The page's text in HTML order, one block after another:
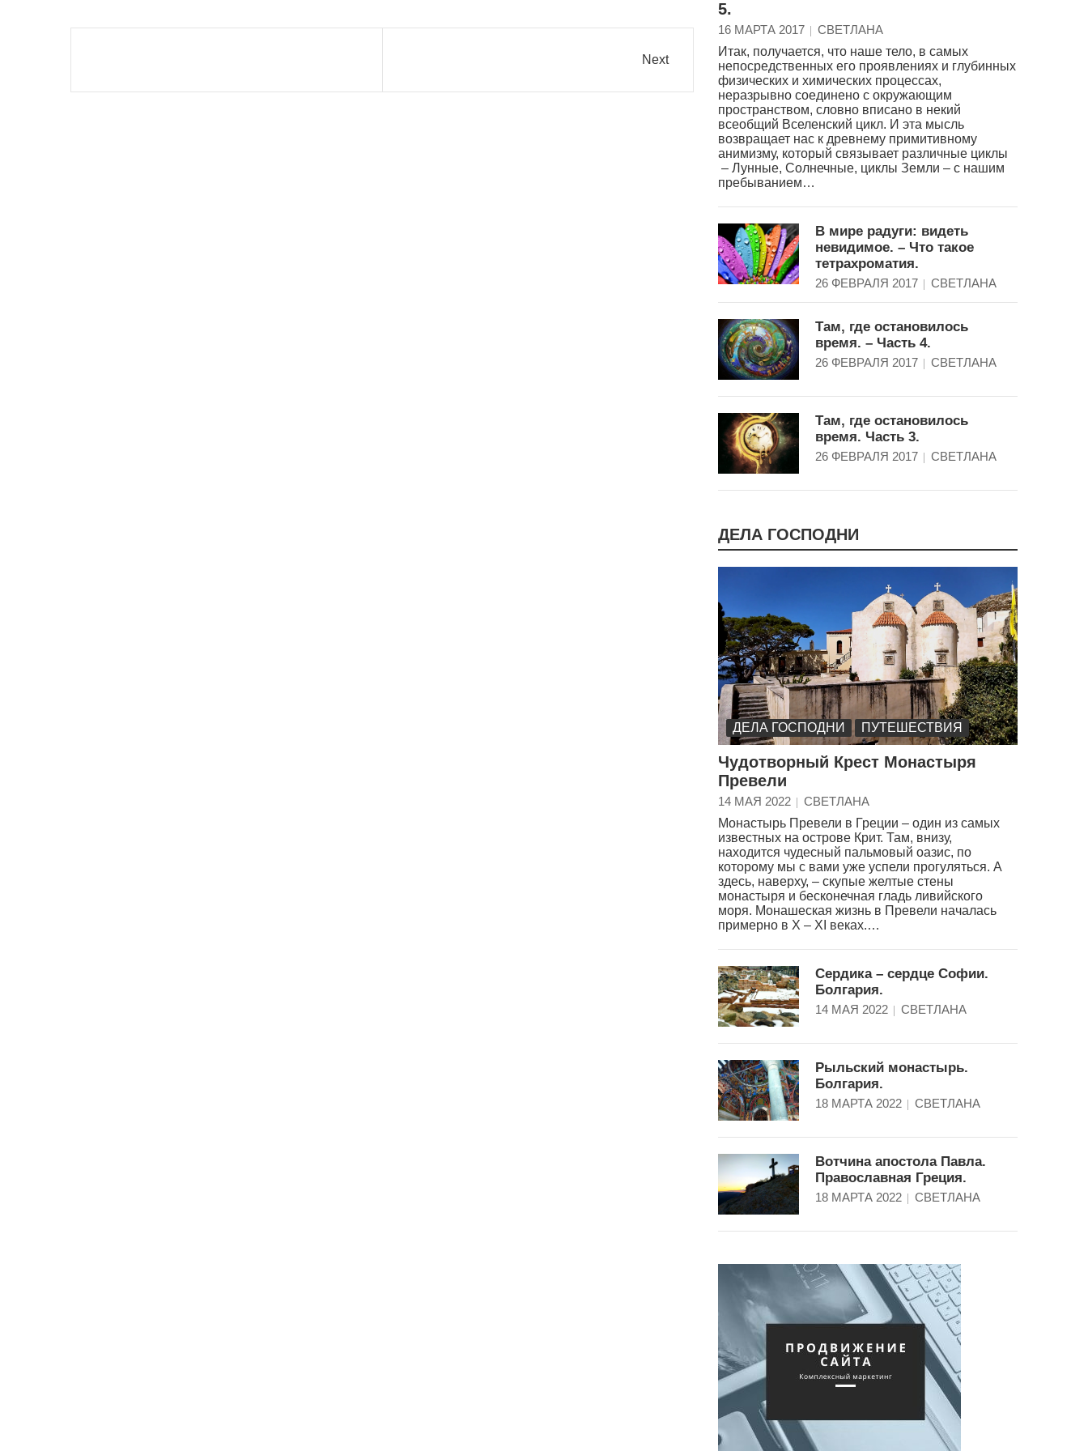
Next
5.
16 МАРТА 2017
СВЕТЛАНА
Итак, получается, что наше тело, в самых
непосредственных его проявлениях и глубинных
физических и химических процессах,
неразрывно соединено с окружающим
пространством, словно вписано в некий
всеобщий Вселенский цикл. И эта мысль
возвращает нас к древнему примитивному
анимизму, который связывает различные циклы
– Лунные, Солнечные, циклы Земли – с нашим
пребыванием…
В мире радуги: видеть
невидимое. – Что такое
тетрахроматия.
26 ФЕВРАЛЯ 2017 СВЕТЛАНА
Там, где остановилось
время. – Часть 4.
26 ФЕВРАЛЯ 2017 СВЕТЛАНА
Там, где остановилось
время. Часть 3.
26 ФЕВРАЛЯ 2017 СВЕТЛАНА
ДЕЛА ГОСПОДНИ
ДЕЛА ГОСПОДНИ ПУТЕШЕСТВИЯ
Чудотворный Крест Монастыря
Превели
14 МАЯ 2022
СВЕТЛАНА
Монастырь Превели в Греции – один из самых
известных на острове Крит. Там, внизу,
находится чудесный пальмовый оазис, по
которому мы с вами уже успели прогуляться. А
здесь, наверху, – скупые желтые стены
монастыря и бесконечная гладь ливийского
моря. Монашеская жизнь в Превели началась
примерно в X – XI веках.…
Сердика – сердце Софии.
Болгария.
14 МАЯ 2022 СВЕТЛАНА
Рыльский монастырь.
Болгария.
18 МАРТА 2022 СВЕТЛАНА
Вотчина апостола Павла.
Православная Греция.
18 МАРТА 2022 СВЕТЛАНА